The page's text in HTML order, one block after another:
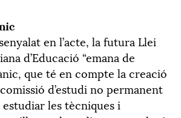
en l’acte, la futura Llei
d’Educació “emana de
que té en compte la creació
comissió d’estudi no permanent
les tècniques i